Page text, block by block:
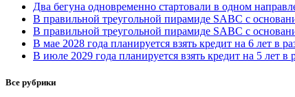
Два бегуна одновременно стартовали в одном
В правильной треугольной пирамиде SABC с
В правильной треугольной пирамиде SABC с
В мае 2028 года планируется взять кредит на 6 лет в
В июле 2029 года планируется взять кредит на 5 лет в
Все рубрики